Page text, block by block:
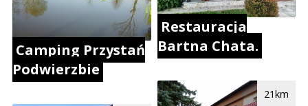
Camping Przystań
Podwierzbie
Restauracja
Bartna Chata.
21km